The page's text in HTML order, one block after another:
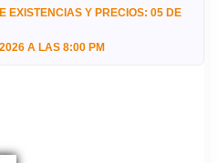
EXISTENCIAS Y PRECIOS: 05 DE
A LAS 8:00 PM